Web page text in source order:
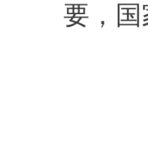
要，